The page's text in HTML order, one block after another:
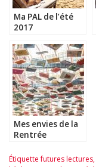
Ma PAL de l’été
2017
Mes envies de la
Rentrée
Septembre 2017
Étiquettefutures lectures,